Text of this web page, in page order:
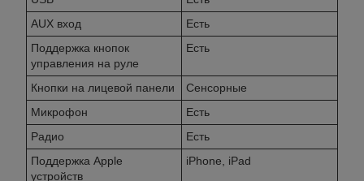
AUX вход
Есть
Поддержка кнопок
управления на руле
Есть
Кнопки на лицевой панели
Сенсорные
Микрофон
Есть
Радио
Есть
Поддержка Apple
устройств
iPhone, iPad